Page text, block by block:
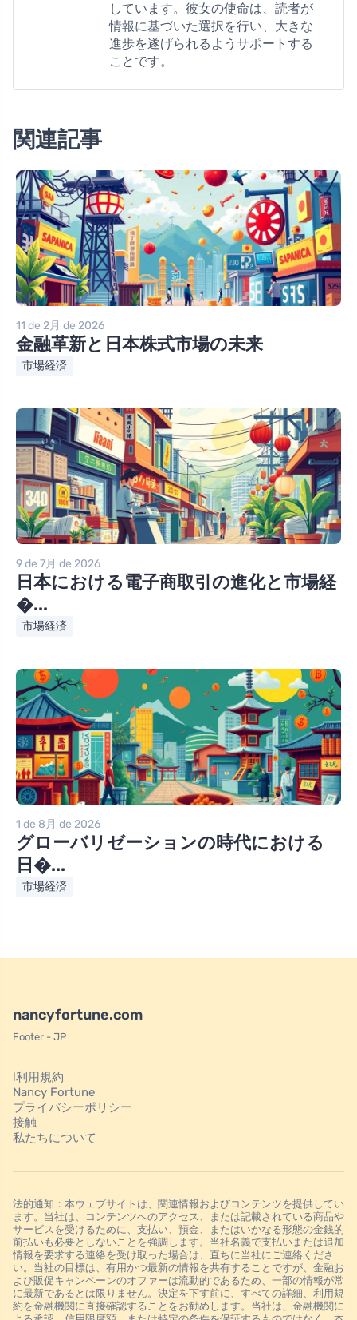
しています。彼女の使命は、読者が
情報に基づいた選択を行い、大きな
進歩を遂げられるようサポートする
ことです。
関連記事
11 de 2月 de 2026
金融革新と日本株式市場の未来
市場経済
9 de 7月 de 2026
日本における電子商取引の進化と市場経
�...
市場経済
1 de 8月 de 2026
グローバリゼーションの時代における
日�...
市場経済
nancyfortune.com
Footer - JP
l利用規約
Nancy Fortune
プライバシーポリシー
接触
私たちについて
法的通知：本ウェブサイトは、関連情報およびコンテンツを提供してい
ます。当社は、コンテンツへのアクセス、または記載されている商品や
サービスを受けるために、支払い、預金、またはいかなる形態の金銭的
前払いも必要としないことを強調します。当社名義で支払いまたは追加
情報を要求する連絡を受け取った場合は、直ちに当社にご連絡くださ
い。当社の目標は、有用かつ最新の情報を共有することですが、金融お
よび販促キャンペーンのオファーは流動的であるため、一部の情報が常
に最新であるとは限りません。決定を下す前に、すべての詳細、利用規
約を金融機関に直接確認することをお勧めします。当社は、金融機関に